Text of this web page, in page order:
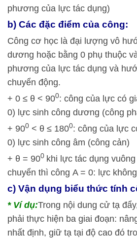
phương của lực tác dụng)
b) Các đặc điểm của công:
Công cơ học là đại lượng vô
dương hoặc bằng 0 phụ thuộc
phương của lực tác dụng và
chuyển động.
+ 0 ≤ θ < 900: công của lực có
0) lực sinh công dương (công
+ 900 < θ ≤ 1800: công của lực
0) lực sinh công âm (công cản)
+ θ = 900 khi lực tác dụng
chuyển thì công A = 0: lực
c) Vận dụng biểu thức tính
* Ví dụ:Trong nội dung cử tạ
phải thực hiện ba giai đoạn:
nhất định, giữ tạ tại độ cao đó